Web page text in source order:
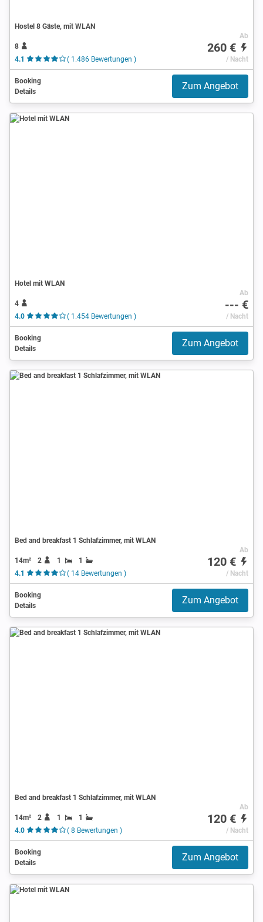
Hostel 8 Gäste, mit WLAN
8
4.1
( 1.486 Bewertungen )
Ab
260 €
/ Nacht
Booking
Details
Zum Angebot
Hotel mit WLAN
4
4.0
( 1.454 Bewertungen )
Ab
--- €
/ Nacht
Booking
Details
Zum Angebot
Bed and breakfast 1 Schlafzimmer, mit WLAN
14m² 2 1
1
4.1
( 14 Bewertungen )
Ab
120 €
/ Nacht
Booking
Details
Zum Angebot
Bed and breakfast 1 Schlafzimmer, mit WLAN
14m² 2 1
1
4.0
( 8 Bewertungen )
Ab
120 €
/ Nacht
Booking
Details
Zum Angebot